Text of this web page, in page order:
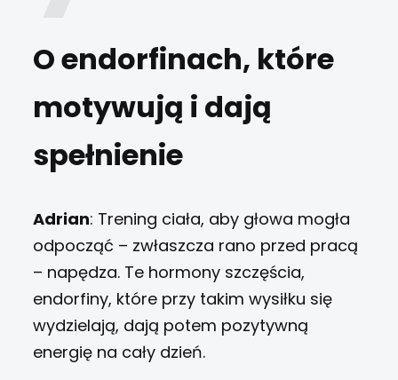
O endorfinach, które
motywują i dają
spełnienie
Adrian: Trening ciała, aby głowa mogła
odpocząć – zwłaszcza rano przed pracą
– napędza. Te hormony szczęścia,
endorfiny, które przy takim wysiłku się
wydzielają, dają potem pozytywną
energię na cały dzień.